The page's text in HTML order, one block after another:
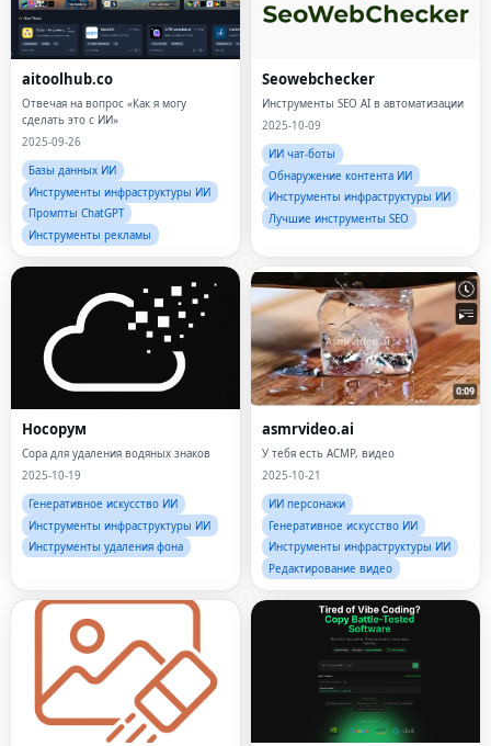
aitoolhub.co
Отвечая на вопрос «Как я могу
сделать это с ИИ»
2025-09-26
Базы данных ИИ
Инструменты инфраструктуры ИИ
Промпты ChatGPT
Инструменты рекламы
Seowebchecker
Инструменты SEO AI в автоматизации
2025-10-09
ИИ чат-боты
Обнаружение контента ИИ
Инструменты инфраструктуры ИИ
Лучшие инструменты SEO
Носорум
Сора для удаления водяных знаков
2025-10-19
Генеративное искусство ИИ
Инструменты инфраструктуры ИИ
Инструменты удаления фона
asmrvideo.ai
У тебя есть АСМР, видео
2025-10-21
ИИ персонажи
Генеративное искусство ИИ
Инструменты инфраструктуры ИИ
Редактирование видео